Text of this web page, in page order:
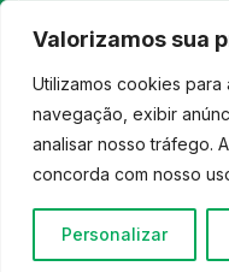
Valorizamos sua
Utilizamos cookies
navegação, exibir
analisar nosso tráfego.
concorda com nosso
Personalizar